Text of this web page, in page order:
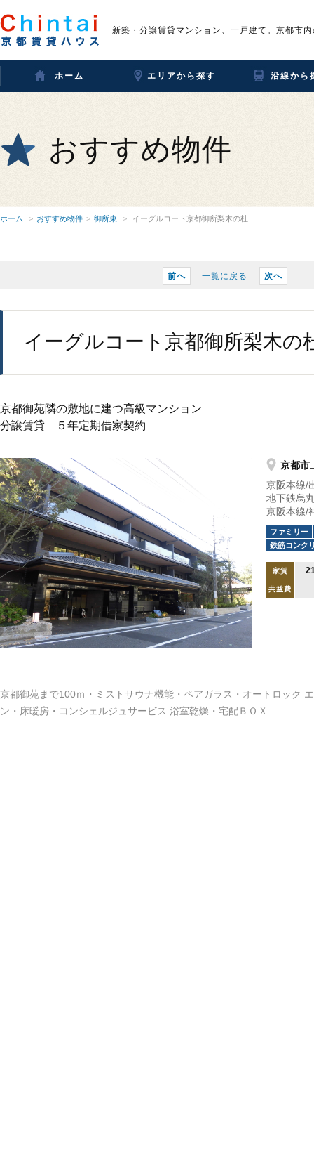
新築・分譲賃貸マンション、一戸建て。京都市
ホーム エリアから探す 沿線から
おすすめ物件
ホーム おすすめ物件 御所東 イーグルコート京都御所梨木の杜
前へ 一覧に戻る 次へ
イーグルコート京都御所梨木の
京都御苑隣の敷地に建つ高級マンション
分譲賃貸 ５年定期借家契約
京都市
京阪本線/
地下鉄烏
京阪本線/
ファミリー
鉄筋コンク
家賃
共益費
京都御苑まで100ｍ・ミストサウナ機能・ペアガラス・オートロック
ン・床暖房・コンシェルジュサービス 浴室乾燥・宅配ＢＯＸ